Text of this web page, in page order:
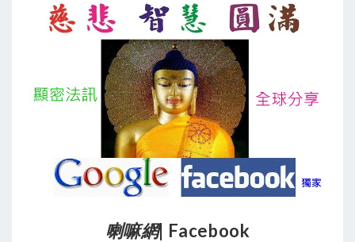
喇嘛網| Facebook